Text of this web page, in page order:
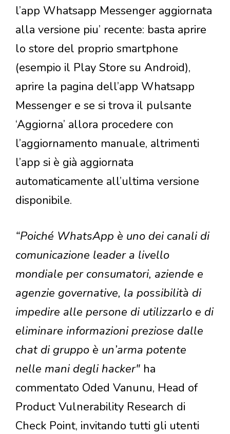
l’app Whatsapp Messenger aggiornata
alla versione piu’ recente: basta aprire
lo store del proprio smartphone
(esempio il Play Store su Android),
aprire la pagina dell’app Whatsapp
Messenger e se si trova il pulsante
‘Aggiorna’ allora procedere con
l’aggiornamento manuale, altrimenti
l’app si è già aggiornata
automaticamente all’ultima versione
disponibile.
“Poiché WhatsApp è uno dei canali di
comunicazione leader a livello
mondiale per consumatori, aziende e
agenzie governative, la possibilità di
impedire alle persone di utilizzarlo e di
eliminare informazioni preziose dalle
chat di gruppo è un’arma potente
nelle mani degli hacker" ha
commentato Oded Vanunu, Head of
Product Vulnerability Research di
Check Point, invitando tutti gli utenti